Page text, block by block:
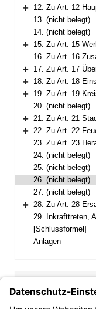
Bereich erweitern
12. Zu Art. 12
13. (nicht belegt)
14. (nicht belegt)
Bereich erweitern
15. Zu Art. 15
16. Zu Art. 16
Bereich erweitern
17. Zu Art. 17
Bereich erweitern
18. Zu Art. 18
Bereich erweitern
19. Zu Art. 19
20. (nicht belegt)
Bereich erweitern
21. Zu Art. 21
Bereich erweitern
22. Zu Art. 22
23. Zu Art. 23
24. (nicht belegt)
25. (nicht belegt)
26. (nicht belegt)
27. (nicht belegt)
Bereich erweitern
28. Zu Art. 28
29. Inkrafttreten,
[Schlussformel]
Anlagen
Inhalt
Text gilt ab: 01.11.2020
Gesamtvorschrift gilt bis: